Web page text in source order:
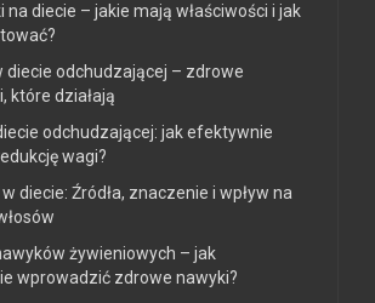
na diecie – jakie mają właściwości i jak
diecie odchudzającej – zdrowe
które działają
odchudzającej: jak efektywnie
wagi?
diecie: Źródła, znaczenie i wpływ na
żywieniowych – jak
wprowadzić zdrowe nawyki?